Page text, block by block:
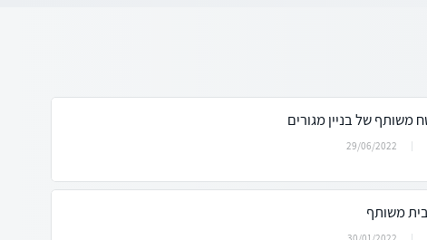
משותף של בניין מגורים
29/06/2022
משותף